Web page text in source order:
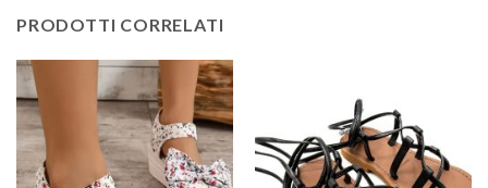
PRODOTTI CORRELATI